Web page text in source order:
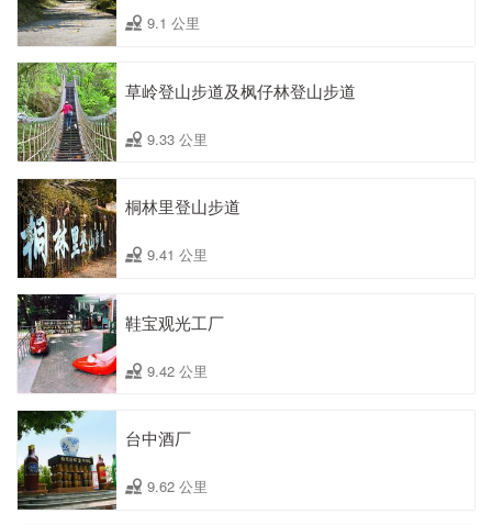
9.1 公里
草岭登山步道及枫仔林登山步道
9.33 公里
桐林里登山步道
9.41 公里
鞋宝观光工厂
9.42 公里
台中酒厂
9.62 公里